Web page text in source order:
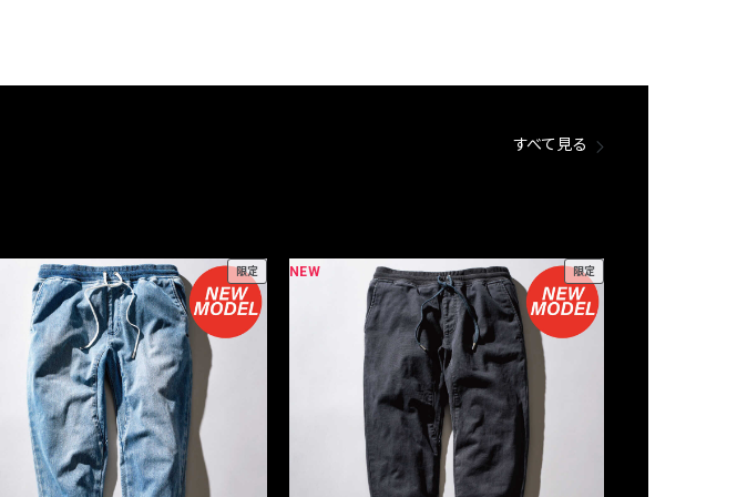
すべて見る
限定 NEW 限定